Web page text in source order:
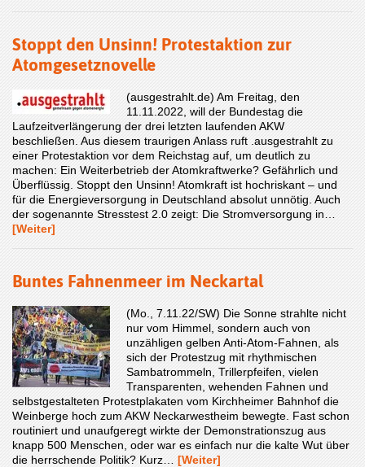
Stoppt den Unsinn! Protestaktion zur
Atomgesetznovelle
(ausgestrahlt.de) Am Freitag, den
11.11.2022, will der Bundestag die
Laufzeitverlängerung der drei letzten laufenden AKW
beschließen. Aus diesem traurigen Anlass ruft .ausgestrahlt zu
einer Protestaktion vor dem Reichstag auf, um deutlich zu
machen: Ein Weiterbetrieb der Atomkraftwerke? Gefährlich und
Überflüssig. Stoppt den Unsinn! Atomkraft ist hochriskant – und
für die Energieversorgung in Deutschland absolut unnötig. Auch
der sogenannte Stresstest 2.0 zeigt: Die Stromversorgung in…
[Weiter]
Buntes Fahnenmeer im Neckartal
(Mo., 7.11.22/SW) Die Sonne strahlte nicht
nur vom Himmel, sondern auch von
unzähligen gelben Anti-Atom-Fahnen, als
sich der Protestzug mit rhythmischen
Sambatrommeln, Trillerpfeifen, vielen
Transparenten, wehenden Fahnen und
selbstgestalteten Protestplakaten vom Kirchheimer Bahnhof die
Weinberge hoch zum AKW Neckarwestheim bewegte. Fast schon
routiniert und unaufgeregt wirkte der Demonstrationszug aus
knapp 500 Menschen, oder war es einfach nur die kalte Wut über
die herrschende Politik? Kurz… [Weiter]